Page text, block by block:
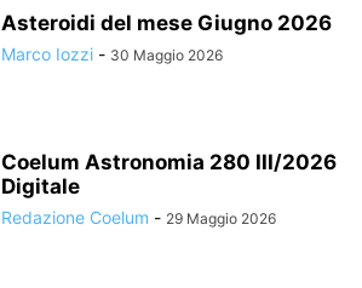
Asteroidi del mese Giugno 2026
Marco Iozzi - 30 Maggio 2026
Coelum Astronomia 280 III/2026
Digitale
Redazione Coelum - 29 Maggio 2026